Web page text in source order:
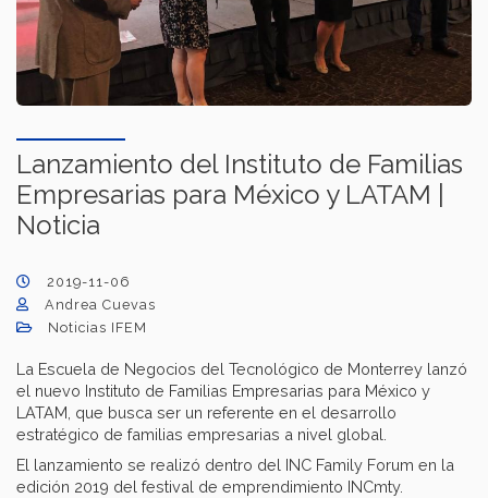
Lanzamiento del Instituto de Familias
Empresarias para México y LATAM |
Noticia
2019-11-06
Andrea Cuevas
Noticias IFEM
La Escuela de Negocios del Tecnológico de Monterrey lanzó
el nuevo Instituto de Familias Empresarias para México y
LATAM, que busca ser un referente en el desarrollo
estratégico de familias empresarias a nivel global.
El lanzamiento se realizó dentro del INC Family Forum en la
edición 2019 del festival de emprendimiento INCmty.